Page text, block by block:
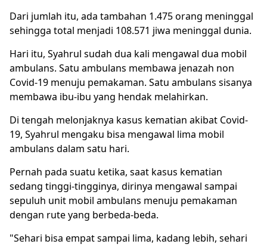
Dari jumlah itu, ada tambahan 1.475 orang meninggal
sehingga total menjadi 108.571 jiwa meninggal dunia.
Hari itu, Syahrul sudah dua kali mengawal dua mobil
ambulans. Satu ambulans membawa jenazah non
Covid-19 menuju pemakaman. Satu ambulans sisanya
membawa ibu-ibu yang hendak melahirkan.
Di tengah melonjaknya kasus kematian akibat Covid-
19, Syahrul mengaku bisa mengawal lima mobil
ambulans dalam satu hari.
Pernah pada suatu ketika, saat kasus kematian
sedang tinggi-tingginya, dirinya mengawal sampai
sepuluh unit mobil ambulans menuju pemakaman
dengan rute yang berbeda-beda.
"Sehari bisa empat sampai lima, kadang lebih, sehari